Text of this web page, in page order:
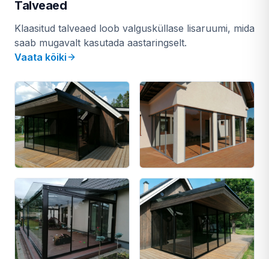
Talveaed
Klaasitud talveaed loob valgusküllase lisaruumi, mida
saab mugavalt kasutada aastaringselt.
Vaata kõiki